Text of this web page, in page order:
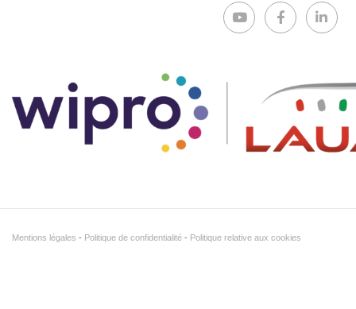
Mentions légales Politique de confidentialité Politique relative aux cookies